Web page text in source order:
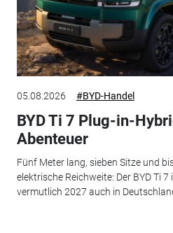
05.08.2026 #BYD-Handel
BYD Ti 7 Plug-in-
Abenteuer
Fünf Meter lang, sieben Sitze und
elektrische Reichweite: Der BYD Ti
vermutlich 2027 auch in